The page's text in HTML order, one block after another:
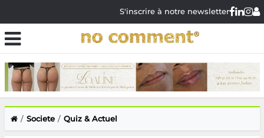
S'inscrire à notre newsletter
Societe Quiz & Actuel